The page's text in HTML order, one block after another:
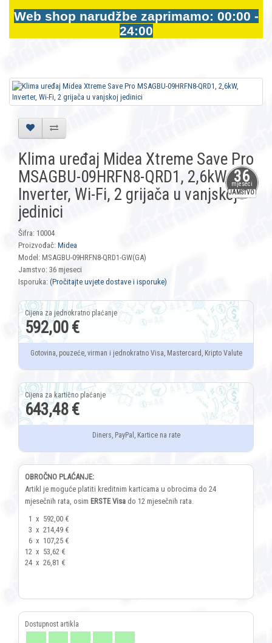
Web shop narudžbe zaprimamo: 00:00 -
24:00
36
mjeseci
JAMSTVO
Klima uređaj Midea Xtreme Save Pro
MSAGBU-09HRFN8-QRD1, 2,6kW,
Inverter, Wi-Fi, 2 grijača u vanjskoj
jedinici
Šifra: 10004
Proizvođač: Midea
Model: MSAGBU-09HRFN8-QRD1-GW(GA)
Jamstvo: 36 mjeseci
Isporuka: (Pročitajte uvjete dostave i isporuke)
592,00 €
Gotovina, pouzeće, virman i jednokratno Visa, Mastercard, Kripto Valute
643,48 €
Diners, PayPal, Kartice na rate
OBROČNO PLAĆANJE:
Artikl je moguće platiti kreditnim karticama u obrocima do 24
mjesečnih rata, osim ERSTE Visa do 12 mjesečnih rata.
1 x 592,00 €
3 x 214,49 €
6 x 107,25 €
12 x 53,62 €
24 x 26,81 €